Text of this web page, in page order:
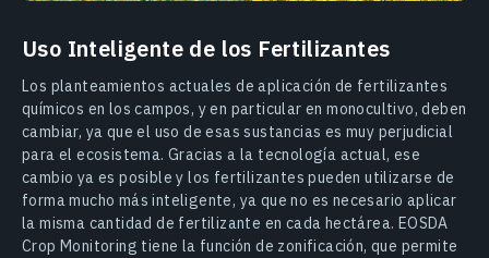
Uso Inteligente de los Fertilizantes
Los planteamientos actuales de aplicación de fertilizantes
químicos en los campos, y en particular en monocultivo, deben
cambiar, ya que el uso de esas sustancias es muy perjudicial
para el ecosistema. Gracias a la tecnología actual, ese
cambio ya es posible y los fertilizantes pueden utilizarse de
forma mucho más inteligente, ya que no es necesario aplicar
la misma cantidad de fertilizante en cada hectárea. EOSDA
Crop Monitoring tiene la función de zonificación, que permite